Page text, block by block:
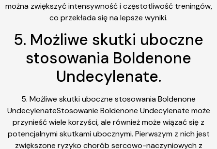
można zwiększyć intensywność i częstotliwość treningów,
co przekłada się na lepsze wyniki.
5. Możliwe skutki uboczne
stosowania Boldenone
Undecylenate.
5. Możliwe skutki uboczne stosowania Boldenone
UndecylenateStosowanie Boldenone Undecylenate może
przynieść wiele korzyści, ale również może wiązać się z
potencjalnymi skutkami ubocznymi. Pierwszym z nich jest
zwiększone ryzyko chorób sercowo-naczyniowych z